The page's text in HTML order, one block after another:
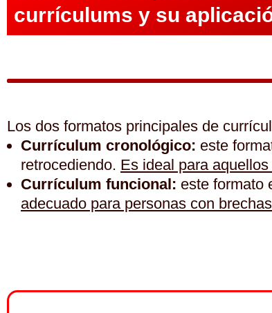
currículums y su
Los dos formatos principales de
Currículum cronológico: este
retrocediendo. Es ideal para
Currículum funcional: este formato
adecuado para personas con